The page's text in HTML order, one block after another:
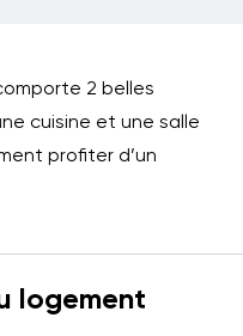
2 belles
cuisine et une salle
profiter d’un
logement